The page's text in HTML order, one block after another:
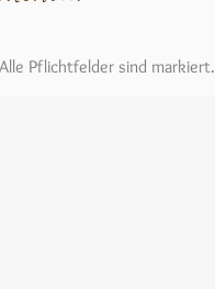
Pflichtfelder sind markiert.